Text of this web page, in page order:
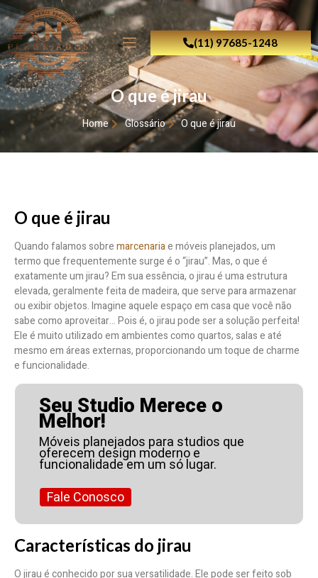
(11) 97685-1248
O que é jirau
Home Glossário O que é jirau
O que é jirau
Quando falamos sobremarcenariae móveis planejados, um
termo que frequentemente surge é o “jirau”. Mas, o que é
exatamente um jirau? Em sua essência, o jirau é uma estrutura
elevada, geralmente feita de madeira, que serve para armazenar
ou exibir objetos. Imagine aquele espaço em casa que você não
sabe como aproveitar… Pois é, o jirau pode ser a solução perfeita!
Ele é muito utilizado em ambientes como quartos, salas e até
mesmo em áreas externas, proporcionando um toque de charme
e funcionalidade.
Seu Studio Merece o
Melhor!
Móveis planejados para studios que
oferecem design moderno e
funcionalidade em um só lugar.
Fale Conosco
Características do jirau
O jirau é conhecido por sua versatilidade. Ele pode ser feito sob